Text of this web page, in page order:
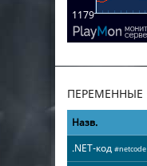
ПЕРЕМЕННЫЕ
Назв.
.NET-код #netcode